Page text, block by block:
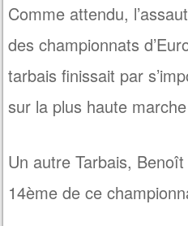
Comme attendu,
des championnats
tarbais finissait par
sur la plus haute
Un autre Tarbais,
14ème de ce